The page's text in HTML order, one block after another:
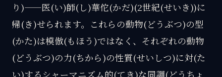
り)——医(い)師(し)華佗(かだ)(2世紀(せいき))に
帰(き)せられます。これらの動物(どうぶつ)の型
(かた)は模倣(もほう)ではなく、それぞれの動物
(どうぶつ)の力(ちから)の性質(せいしつ)に対(た
い)するシャーマニズム的(てき)な同調(どうちょ